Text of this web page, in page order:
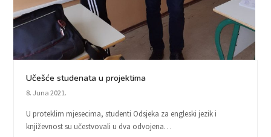
Učešće studenata u projektima
8. Juna 2021.
U proteklim mjesecima, studenti Odsjeka za engleski jezik i
književnost su učestvovali u dva odvojena…